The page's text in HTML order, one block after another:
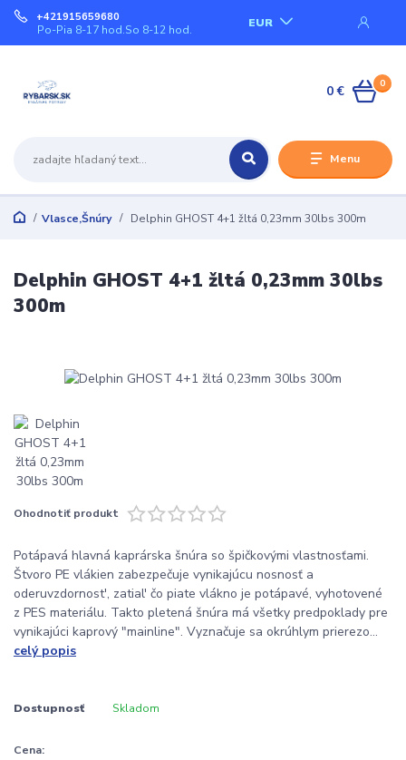
Menu
EUR
+421915659680
Po-Pia 8-17 hod.So 8-12 hod.
0
0 €
Vlasce,Šnúry Delphin GHOST 4+1 žltá 0,23mm 30lbs 300m
Delphin GHOST 4+1 žltá 0,23mm 30lbs
300m
Ohodnotiť produkt
Potápavá hlavná kaprárska šnúra so špičkovými vlastnosťami.
Štvoro PE vlákien zabezpečuje vynikajúcu nosnosť a
oderuvzdornost', zatial' čo piate vlákno je potápavé, vyhotovené
z PES materiálu. Takto pletená šnúra má všetky predpoklady pre
vynikajúci kaprový "mainline". Vyznačuje sa okrúhlym prierezo...
celý popis
Dostupnosť Skladom
Cena: